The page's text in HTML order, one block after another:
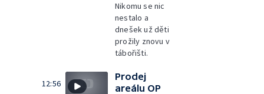
Nikomu se nic
nestalo a
dnešek už děti
prožily znovu v
tábořišti.
12:56
Prodej
areálu OP